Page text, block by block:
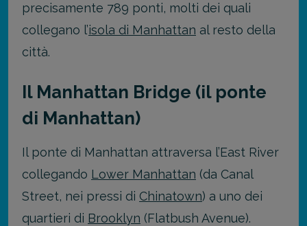
precisamente 789 ponti, molti dei quali
collegano l’isola di Manhattan al resto della
città.
Il Manhattan Bridge (il ponte
di Manhattan)
Il ponte di Manhattan attraversa l’East River
collegando Lower Manhattan (da Canal
Street, nei pressi di Chinatown) a uno dei
quartieri di Brooklyn (Flatbush Avenue).